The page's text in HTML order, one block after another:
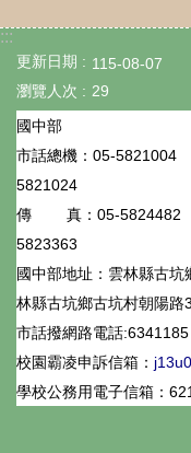
口
展
能
專
區
宣
導
專
區
:::
更新日期
115-08-07
瀏覽人次
29
國
市話總機： 05-5821004
5821024
傳 真： 05-
5823363
國中部地址：雲林縣古坑
林縣古坑鄉古坑村朝陽路
市話撥網路電話
校園霸凌申訴信箱：
學校公務用電子信箱：